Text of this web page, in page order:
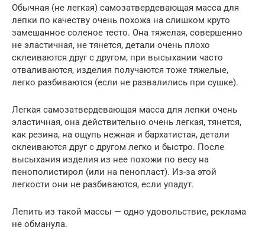
Обычная (не легкая) самозатвердевающая масса для
лепки по качеству очень похожа на слишком круто
замешанное соленое тесто. Она тяжелая, совершенно
не эластичная, не тянется, детали очень плохо
склеиваются друг с другом, при высыхании часто
отваливаются, изделия получаются тоже тяжелые,
легко разбиваются (если не развалились при сушке).
Легкая самозатвердевающая масса для лепки очень
эластичная, она действительно очень легкая, тянется,
как резина, на ощупь нежная и бархатистая, детали
склеиваются друг с другом легко и быстро. После
высыхания изделия из нее похожи по весу на
пенополистирол (или на пенопласт). Из-за этой
легкости они не разбиваются, если упадут.
Лепить из такой массы — одно удовольствие, реклама
не обманула.